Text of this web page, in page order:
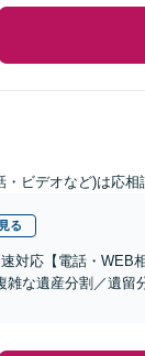
・ビデオなど)は応相
る
対応【電話・
雑な遺産分割／遺